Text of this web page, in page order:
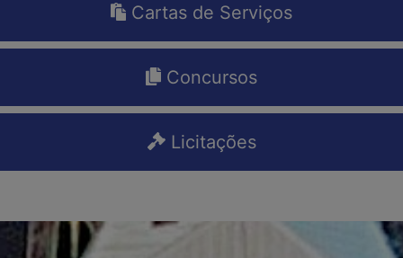
Cartas de Serviços
Concursos
Licitações